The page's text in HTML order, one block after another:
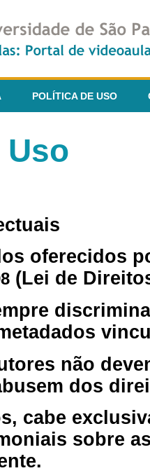
POLÍTICA DE USO
oferecidos
(Lei de
não
dos
cabe
sobre